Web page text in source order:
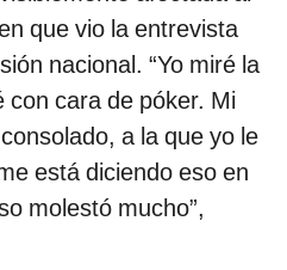
que vio la entrevista
nacional. “Yo miré la
cara de póker. Mi
a la que yo le
está diciendo eso en
molestó mucho”,